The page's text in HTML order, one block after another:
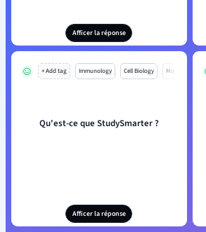
Afficer la réponse
+ Add tag Immunology Cell Biology Mo
Qu'est-ce que StudySmarter ?
Afficer la réponse